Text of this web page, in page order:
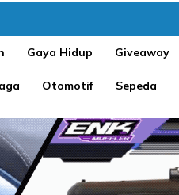
Gaya Hidup Giveaway
Otomotif Sepeda